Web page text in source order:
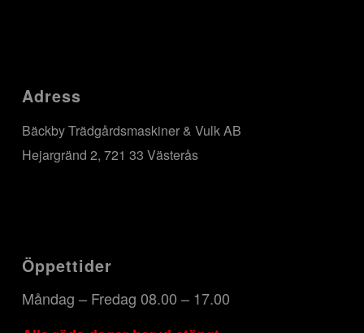
Adress
Bäckby Trädgårdsmaskiner & Vulk AB
Hejargränd 2, 721 33 Västerås
Öppettider
Måndag – Fredag 08.00 – 17.00